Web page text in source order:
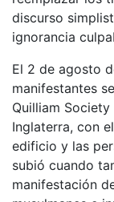
discurso
ignorancia
El 2 de agosto
manifestantes
Quilliam
Inglaterra, con
edificio y las
subió cuando
manifestación